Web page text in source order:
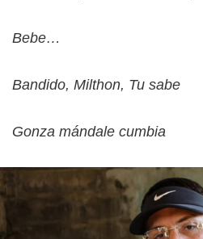
Bebe…
Bandido, Milthon, Tu sabe
Gonza mándale cumbia